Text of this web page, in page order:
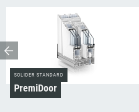
SOLIDER STANDARD
PremiDoor